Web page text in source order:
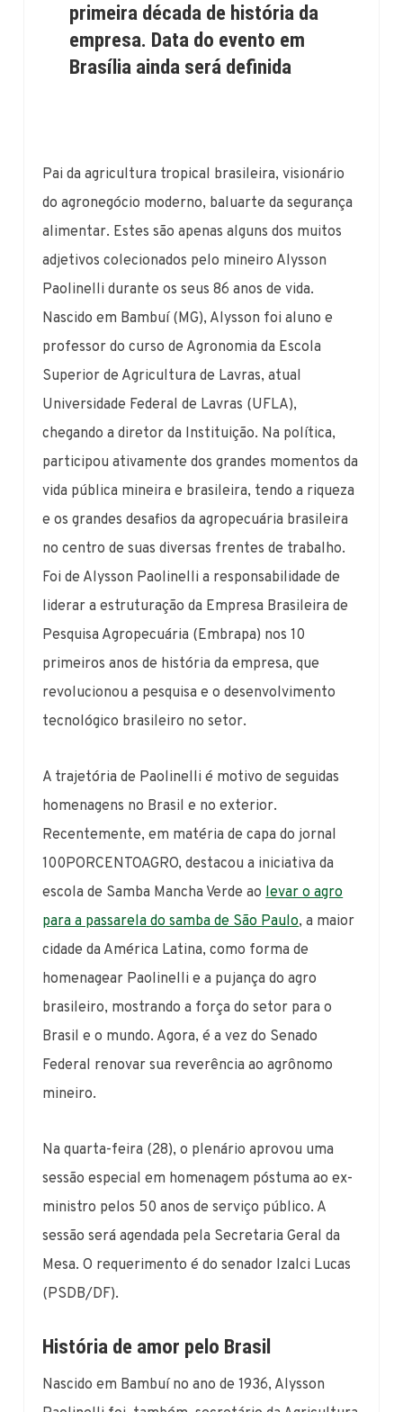
primeira década de história da
empresa. Data do evento em
Brasília ainda será definida
Pai da agricultura tropical brasileira, visionário
do agronegócio moderno, baluarte da segurança
alimentar. Estes são apenas alguns dos muitos
adjetivos colecionados pelo mineiro Alysson
Paolinelli durante os seus 86 anos de vida.
Nascido em Bambuí (MG), Alysson foi aluno e
professor do curso de Agronomia da Escola
Superior de Agricultura de Lavras, atual
Universidade Federal de Lavras (UFLA),
chegando a diretor da Instituição. Na política,
participou ativamente dos grandes momentos da
vida pública mineira e brasileira, tendo a riqueza
e os grandes desafios da agropecuária brasileira
no centro de suas diversas frentes de trabalho.
Foi de Alysson Paolinelli a responsabilidade de
liderar a estruturação da Empresa Brasileira de
Pesquisa Agropecuária (Embrapa) nos 10
primeiros anos de história da empresa, que
revolucionou a pesquisa e o desenvolvimento
tecnológico brasileiro no setor.
A trajetória de Paolinelli é motivo de seguidas
homenagens no Brasil e no exterior.
Recentemente, em matéria de capa do jornal
100PORCENTOAGRO, destacou a iniciativa da
escola de Samba Mancha Verde ao levar o agro
para a passarela do samba de São Paulo, a maior
cidade da América Latina, como forma de
homenagear Paolinelli e a pujança do agro
brasileiro, mostrando a força do setor para o
Brasil e o mundo. Agora, é a vez do Senado
Federal renovar sua reverência ao agrônomo
mineiro.
Na quarta-feira (28), o plenário aprovou uma
sessão especial em homenagem póstuma ao ex-
ministro pelos 50 anos de serviço público. A
sessão será agendada pela Secretaria Geral da
Mesa. O requerimento é do senador Izalci Lucas
(PSDB/DF).
História de amor pelo Brasil
Nascido em Bambuí no ano de 1936, Alysson